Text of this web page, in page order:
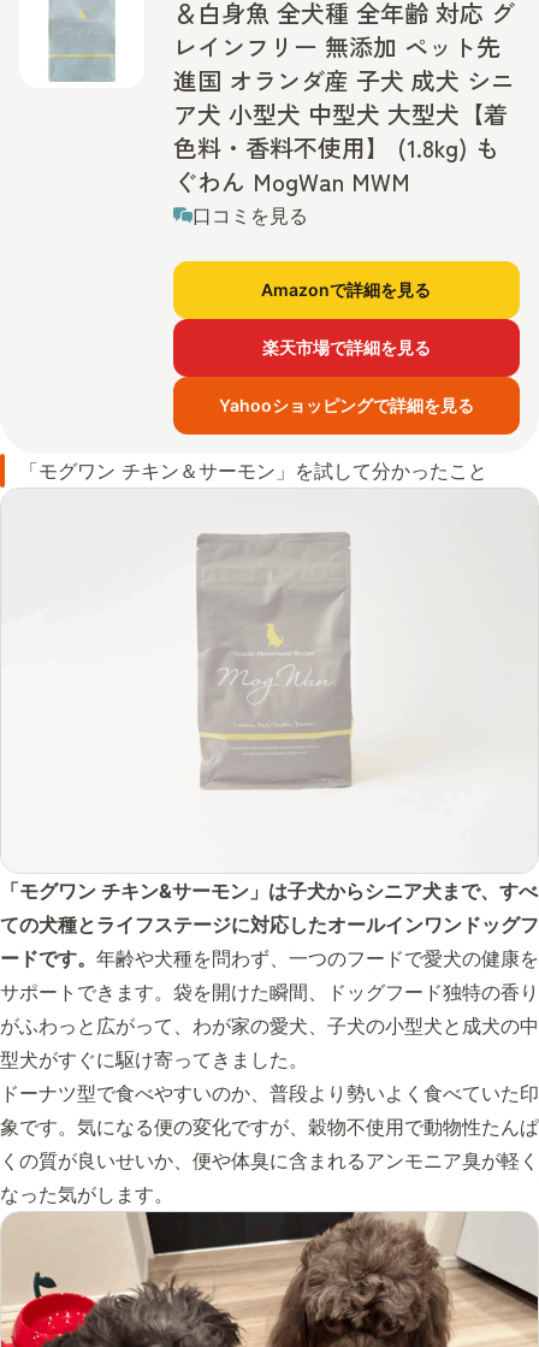
＆白身魚 全犬種 全年齢 対応 グ
レインフリー 無添加 ペット先
進国 オランダ産 子犬 成犬 シニ
ア犬 小型犬 中型犬 大型犬【着
色料・香料不使用】 (1.8kg) も
ぐわん MogWan MWM
口コミを見る
Amazonで詳細を見る
楽天市場で詳細を見る
Yahooショッピングで詳細を見る
「モグワン チキン＆サーモン」を試して分かったこと
「モグワン チキン&サーモン」は子犬からシニア犬まで、すべ
ての犬種とライフステージに対応したオールインワンドッグフ
ードです。 年齢や犬種を問わず、一つのフードで愛犬の健康を
サポートできます。袋を開けた瞬間、ドッグフード独特の香り
がふわっと広がって、わが家の愛犬、子犬の小型犬と成犬の中
型犬がすぐに駆け寄ってきました。
ドーナツ型で食べやすいのか、普段より勢いよく食べていた印
象です。気になる便の変化ですが、穀物不使用で動物性たんぱ
くの質が良いせいか、便や体臭に含まれるアンモニア臭が軽く
なった気がします。